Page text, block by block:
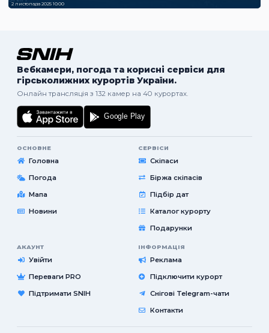
2 листопада 2025 10:00
Вебкамери, погода та корисні сервіси для
гірськолижних курортів України.
Онлайн трансляція з 132 камер на 40 курортах.
ОСНОВНЕ
Головна
Погода
Мапа
Новини
СЕРВІСИ
Скіпаси
Біржа скіпасів
Підбір дат
Каталог курорту
Подарунки
АКАУНТ
Увійти
Переваги PRO
Підтримати SNIH
ІНФОРМАЦІЯ
Реклама
Підключити курорт
Снігові Telegram-чати
Контакти